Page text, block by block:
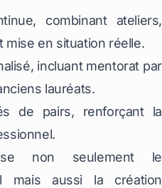
combinant ateliers,
mise en situation réelle.
incluant mentorat par
lauréats.
de pairs, renforçant la
non seulement le
mais aussi la création